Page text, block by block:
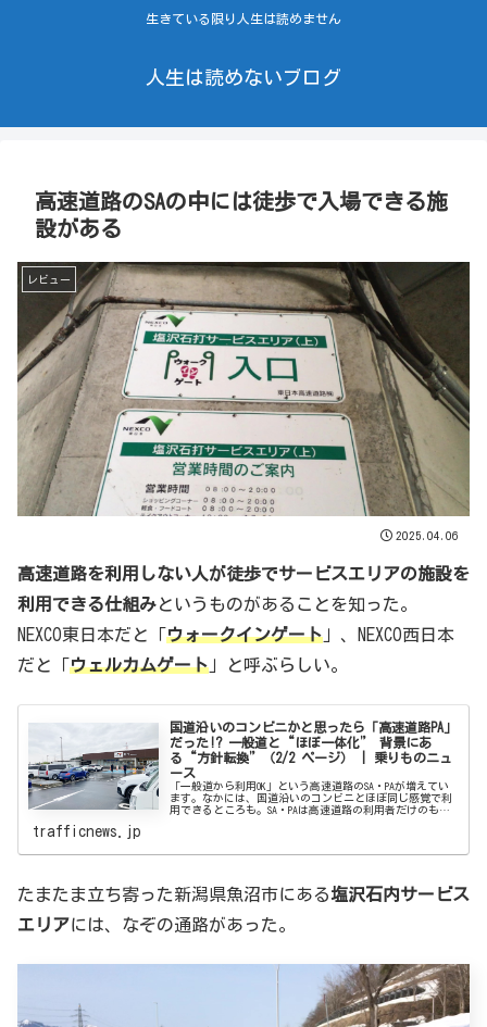
生きている限り人生は読めません
人生は読めないブログ
高速道路のSAの中には徒歩で入場できる施
設がある
レビュー
2025.04.06
高速道路を利用しない人が徒歩でサービスエリアの施設を
利用できる仕組みというものがあることを知った。
NEXCO東日本だと「ウォークインゲート 」、NEXCO西日本
だと「ウェルカムゲート 」と呼ぶらしい。
国道沿いのコンビニかと思ったら「高速道路PA」
だった!? 一般道と“ほぼ一体化” 背景にあ
る“方針転換”（2/2 ページ） | 乗りものニュ
ース
「一般道から利用OK」という高速道路のSA・PAが増えてい
ます。なかには、国道沿いのコンビニとほぼ同じ感覚で利
用できるところも。SA・PAは高速道路の利用者だけのも
trafficnews.jp
たまたま立ち寄った新潟県魚沼市にある塩沢石内サービス
エリアには、なぞの通路があった。